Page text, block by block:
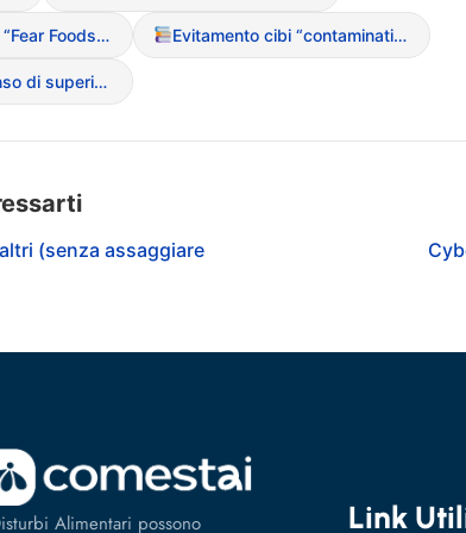
Eliminazione dei “Fear Foods” (cibi proibiti) Evitamento cibi “contaminati” o “grassi”
Grandiosit? (senso di superiorit? nel digiuno)
(senza assaggiare
Alimentari possono Link